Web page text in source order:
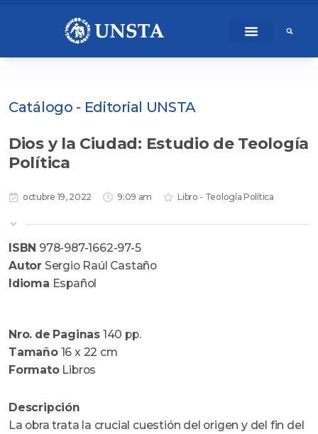
Catálogo - Editorial UNSTA
Dios y la Ciudad: Estudio de Teología
Política
octubre 19, 2022 9:09 am Libro - Teología Política
ISBN 978-987-1662-97-5
Autor Sergio Raúl Castaño
Idioma Español
Nro. de Paginas 140 pp.
Tamaño16 x 22 cm
FormatoLibros
Descripción
La obra trata la crucial cuestión del origen y del fin del